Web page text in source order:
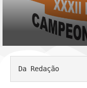
Da Redação